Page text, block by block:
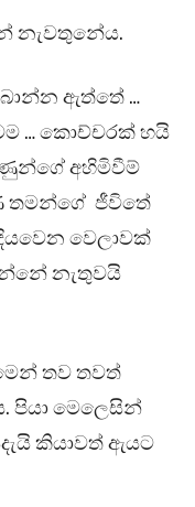
නැවතුනේය.
ඇත්තේ …
… කොච්චරක් හයි
අහිමිවීම්
තමන්ගේ ජීවිතේ
වෙලාවක්
නැතුවයි
තව තවත්
පියා මෙලෙසින්
කියාවත් ඇයට